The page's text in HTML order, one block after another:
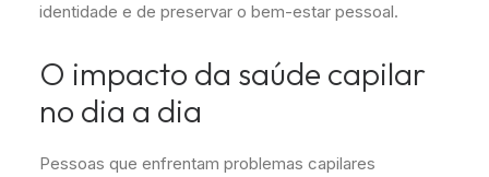
identidade e de preservar o bem-estar pessoal.
O impacto da saúde capilar
no dia a dia
Pessoas que enfrentam problemas capilares